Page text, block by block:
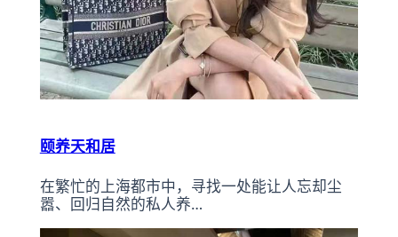
颐养天和居
在繁忙的上海都市中，寻找一处能让人忘却尘
嚣、回归自然的私人养…